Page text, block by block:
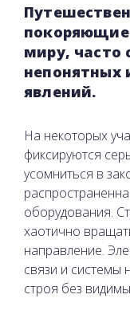
покоряющие
миру, часто
непонятных
явлений.
На некоторых
фиксируются
усомниться в
оборудования.
хаотично
направление.
связи и системы
строя без